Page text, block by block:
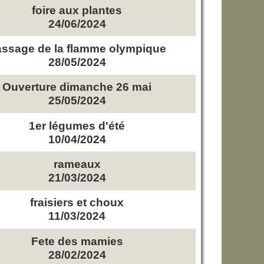
foire aux plantes
24/06/2024
de la flamme olympique
28/05/2024
Ouverture dimanche 26 mai
25/05/2024
1er légumes d'été
10/04/2024
rameaux
21/03/2024
fraisiers et choux
11/03/2024
Fete des mamies
28/02/2024